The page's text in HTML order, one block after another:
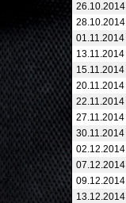
26.10.2014
28.10.2014
01.11.2014
13.11.2014
15.11.2014
20.11.2014
22.11.2014
27.11.2014
30.11.2014
02.12.2014
07.12.2014
09.12.2014
13.12.2014